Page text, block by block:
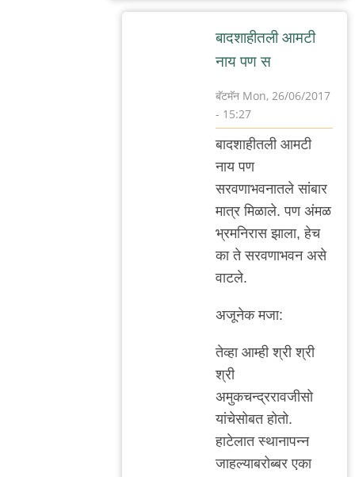
बाद‌शाहीत‌ली आम‌टी
नाय प‌ण स
बॅटमॅन Mon, 26/06/2017
- 15:27
In
इन‌फॅक्ट
मौजे
फ्रॅङक‌फ‌र्ट
गवि
बाद‌शाहीत‌ली आम‌टी
नाय प‌ण
स‌र‌व‌णाभ‌व‌नात‌ले सांबार
मात्र मिळाले. प‌ण अंम‌ळ
भ्र‌म‌निरास झाला, हेच
का ते स‌र‌व‌णाभ‌व‌न असे
वाट‌ले.
अजूनेक म‌जा:
तेव्हा आम्ही श्री श्री
श्री
अमुक‌च‌न्द्र‌राव‌जीसो
यांचेसोब‌त होतो.
हाटेलात स्थानाप‌न्न
जाह‌ल्याब‌रोब्ब‌र‌ एका